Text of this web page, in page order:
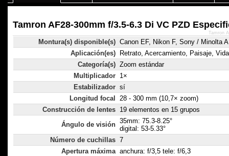
Tamron AF28-300mm f/3.5-6.3 Di VC PZD
Montura(s) disponible(s) Canon EF, Nikon F, Sony / Minolta A
Aplicación(es)
Retrato, Acercamiento, Paisaje,
Categoría(s) Zoom estándar
Multiplicador 1×
Estabilizador sí
Longitud focal
28 - 300 mm (10,7× zoom)
Construcción de lentes 19 elementos en 15 grupos
Ángulo de visión 35mm: 75.3-8.25°
digital: 53-5.33°
Número de cuchillas 7
Apertura máxima anchura: f/3,5 tele: f/6,3
Tamron